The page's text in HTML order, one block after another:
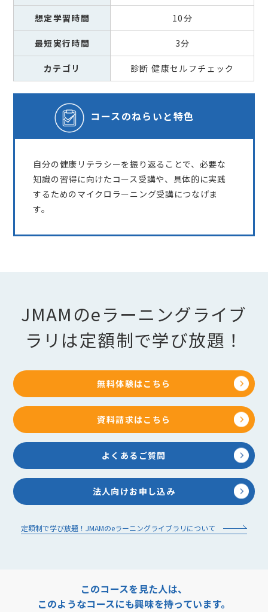
想定学習時間 10分
最短実行時間 3分
カテゴリ 診断 健康セルフチェック
コースのねらいと特色
自分の健康リテラシーを振り返ることで、必要な
知識の習得に向けたコース受講や、具体的に実践
するためのマイクロラーニング受講につなげま
す。
JMAMのeラーニングライブ
ラリは定額制で学び放題！
無料体験はこちら
資料請求はこちら
よくあるご質問
法人向けお申し込み
定額制で学び放題！JMAMのeラーニングライブラリについて
このコースを見た人は、
このようなコースにも興味を持っています。